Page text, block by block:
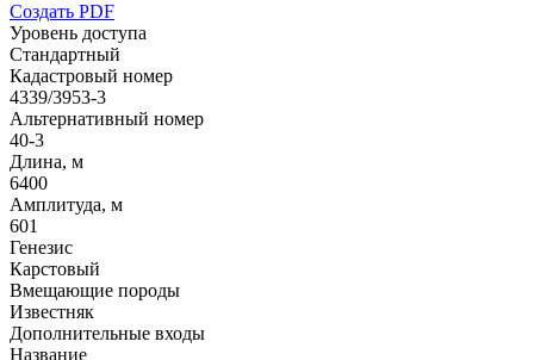
Создать PDF
Уровень доступа
Стандартный
Кадастровый номер
4339/3953-3
Альтернативный номер
40-3
Длина, м
6400
Амплитуда, м
601
Генезис
Карстовый
Вмещающие породы
Известняк
Дополнительные входы
Название